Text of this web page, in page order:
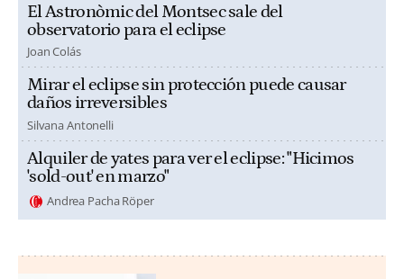
El Astronòmic del Montsec sale del
observatorio para el eclipse
Joan Colás
Mirar el eclipse sin protección puede causar
daños irreversibles
Silvana Antonelli
Alquiler de yates para ver el eclipse: "Hicimos
'sold-out' en marzo"
Andrea Pacha Röper